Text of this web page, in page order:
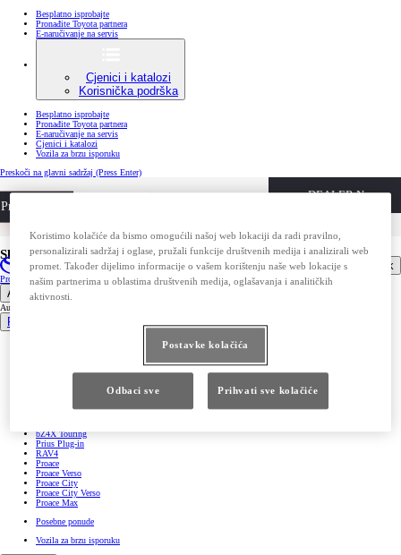
Besplatno isprobajte
Pronađite Toyota partnera
E-naručivanje na servis
Cjenici i katalozi
Korisnička podrška
Besplatno isprobajte
Pronađite Toyota partnera
E-naručivanje na servis
Cjenici i katalozi
Vozila za brzu isporuku
Preskoči na glavni sadržaj (Press Enter)
Privatni kupci
DEALER NAME
Otvori izbornik
Sljedeći korak
Pronađite Toyota partneraKorisnička podrška
Automobili
Automobili
Pregled svih modela
Corolla Hatchback
Corolla Touring Sports
bZ4X Touring
Prius Plug-in
RAV4
Proace
Proace Verso
Proace City
Proace City Verso
Proace Max
Posebne ponude
Vozila za brzu isporuku
Koristimo kolačiće da bismo omogućili našoj web lokaciji da radi pravilno,
personalizirali sadržaj i oglase, pružali funkcije društvenih medija i analizirali web
promet. Također dijelimo informacije o vašem korištenju naše web lokacije s
našim partnerima u oblastima društvenih medija, oglašavanja i analitičkih
aktivnosti.
Postavke kolačića
Odbaci sve Prihvati sve kolačiće